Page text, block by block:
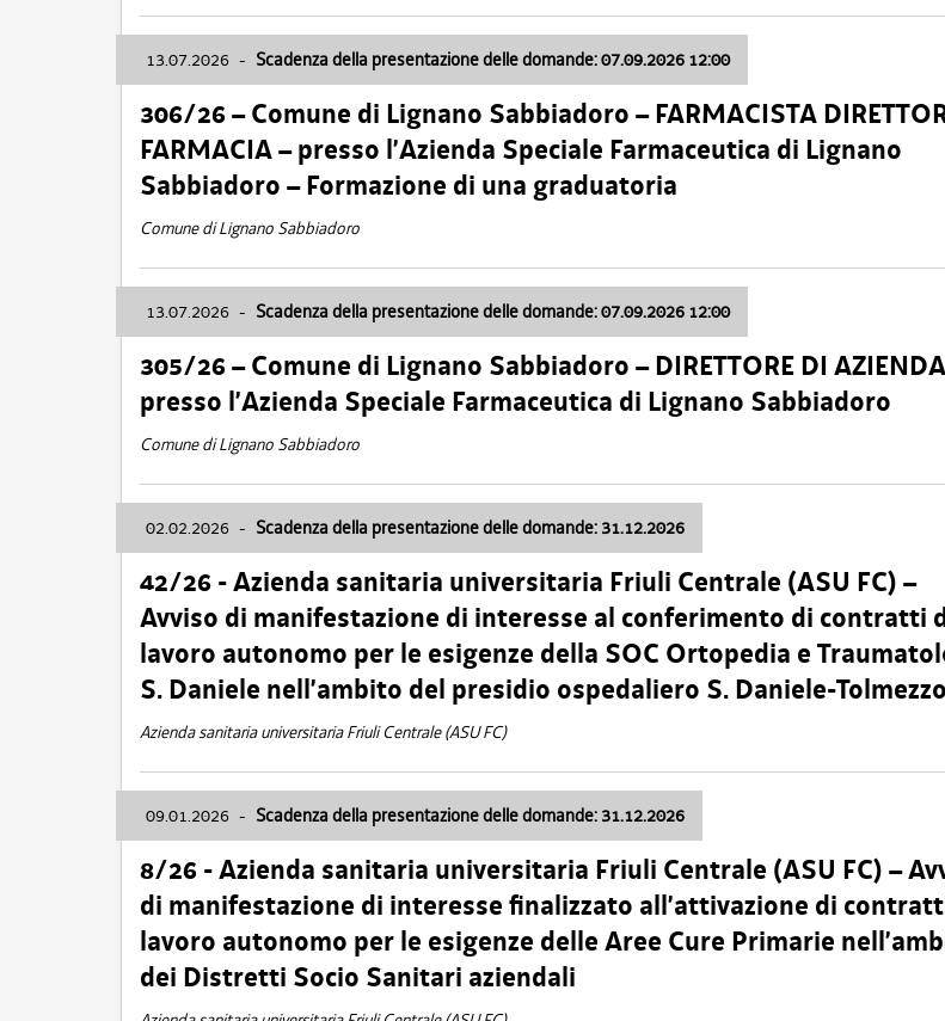
13.07.2026 - Scadenza della presentazione delle domande: 07.09.2026 12:00
306/26 – Comune di Lignano Sabbiadoro – FARMACISTA
FARMACIA – presso l’Azienda Speciale Farmaceutica di Lignano
Sabbiadoro – Formazione di una graduatoria
Comune di Lignano Sabbiadoro
13.07.2026 - Scadenza della presentazione delle domande: 07.09.2026 12:00
305/26 – Comune di Lignano Sabbiadoro – DIRETTORE DI
presso l’Azienda Speciale Farmaceutica di Lignano Sabbiadoro
Comune di Lignano Sabbiadoro
02.02.2026 - Scadenza della presentazione delle domande: 31.12.2026
42/26 - Azienda sanitaria universitaria Friuli Centrale (ASU FC) –
Avviso di manifestazione di interesse al conferimento di contratti
lavoro autonomo per le esigenze della SOC Ortopedia e
S. Daniele nell’ambito del presidio ospedaliero S. Daniele-Tolmezzo
Azienda sanitaria universitaria Friuli Centrale (ASU FC)
09.01.2026 - Scadenza della presentazione delle domande: 31.12.2026
8/26 - Azienda sanitaria universitaria Friuli Centrale (ASU FC) –
di manifestazione di interesse finalizzato all’attivazione di
lavoro autonomo per le esigenze delle Aree Cure Primarie
dei Distretti Socio Sanitari aziendali